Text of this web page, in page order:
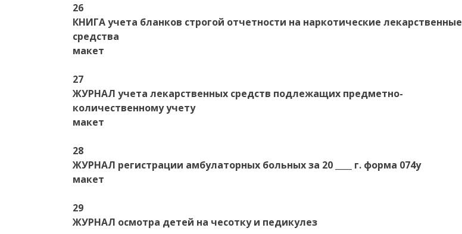
26
КНИГА учета бланков строгой отчетности на наркотические лекарственные
средства
макет
27
ЖУРНАЛ учета лекарственных средств подлежащих предметно-
количественному учету
макет
28
ЖУРНАЛ регистрации амбулаторных больных за 20 ____ г. форма 074у
макет
29
ЖУРНАЛ осмотра детей на чесотку и педикулез